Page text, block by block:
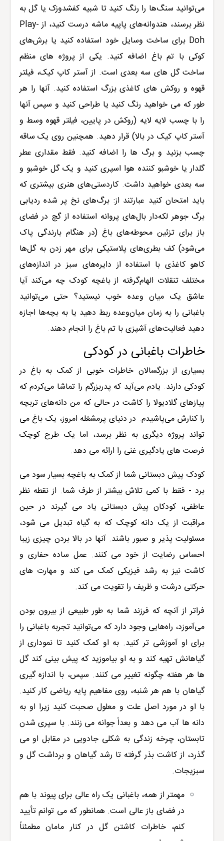
می‌توانید سنگ‌ها را رنگ کنید تا شبیه کفشدوزک یا گل به
نظر برسند، هندوانه‌های پاپیه ماشه درست کنید، از Play-
Doh برای ساخت وسایل خود استفاده کنید یا برش‌های
کوکی با تم باغ اضافه کنید. یکی از پروژه های منظم
ساخت گل های سه بعدی است. از آستر کاپ کیک، فیلتر
قهوه و روکش های کاغذی بزرگ استفاده کنید. آنها را هر
طور که می خواهید رنگ کنید یا طراحی کنید و سپس آنها
را با چسب لایه لایه (روکش در پایین، فیلتر قهوه وسط و
آستر کاپ کیک در بالا) قرار دهید. همچنین روی یک ساقه
چسب بزنید و برگ ها را اضافه کنید. فقط مقداری عطر
گلدار یا خوشبو کننده هوا اسپری کنید و یک گل خوشبو و
سه بعدی خواهید داشت. کاردستی‌های هنری بیشتری که
باید امتحان کنید عبارتند از: برگ‌های نخ پر شده ردیابی
برگ جوهر لکه‌دار بال‌های پروانه استفاده از گچ در فضای
باز برای تزئین محوطه‌های باغ (در هنگام بارندگی پاک
می‌شود) کف بطری‌های پلاستیکی برای مهر زدن به گل‌ها
کاهو کاغذی با استفاده از دایره‌های سبز در اندازه‌های
مختلف تنقلات الهام‌گرفته از باغچه کودک چه می‌کند آیا
عاشق یک میان وعده خوب نیستید؟ حتی می‌توانید
باغبانی را به زمان میان‌وعده ربط دهید یا به بچه‌ها اجازه
دهید فعالیت‌های آشپزی با تم باغ را انجام دهند.
خاطرات باغبانی در کودکی
بسیاری از بزرگسالان خاطرات خوبی از کمک به باغ در
کودکی دارند. یادم می‌آید که پدربزرگم را تماشا می‌کردم که
پیازهای گلادیولا را کاشت در حالی که من دانه‌های تربچه
را کنارش می‌پاشیدم. در دنیای پرمشغله امروز، یک باغ می
تواند پروژه دیگری به نظر برسد، اما یک طرح کوچک
فرصت های یادگیری غنی را ارائه می دهد.
کودک پیش دبستانی شما از کمک به باغچه بسیار سود می
برد - فقط با کمی تلاش بیشتر از طرف شما. از نقطه نظر
عاطفی، کودکان پیش دبستانی یاد می گیرند در حین
مراقبت از یک دانه کوچک که به گیاه تبدیل می شود،
مسئولیت پذیر و صبور باشند. آنها در بالا بردن چیزی زیبا
احساس رضایت از خود می کنند. عمل ساده حفاری و
کاشت نیز به رشد فیزیکی کمک می کند و مهارت های
حرکتی درشت و ظریف را تقویت می کند.
فراتر از آنچه که فرزند شما به طور طبیعی از بیرون بودن
می‌آموزد، راه‌هایی وجود دارد که می‌توانید تجربه باغبانی را
برای او آموزشی تر کنید. به او کمک کنید تا نموداری از
گیاهانش تهیه کند و به او بیاموزید که پیش بینی کند گل
ها هر هفته چگونه تغییر می کنند. سپس، با اندازه گیری
گیاهان با هم هر شنبه، روی مفاهیم پایه ریاضی کار کنید.
با او در مورد اصل علت و معلول صحبت کنید زیرا او به
دانه ها آب می دهد و بعداً جوانه می زنند. با سپری شدن
تابستان، چرخه زندگی به شکلی جادویی در مقابل او می
گذرد، از کاشت بذر گرفته تا رشد گیاهان و برداشت گل و
سبزیجات.
مهمتر از همه، باغبانی یک راه عالی برای پیوند با هم
در فضای باز عالی است. همانطور که می توانم تأیید
کنم، خاطرات کاشتن گل در کنار مامان مطمئناً